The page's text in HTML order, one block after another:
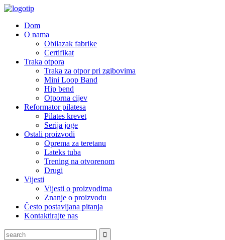
Dom
O nama
Obilazak fabrike
Certifikat
Traka otpora
Traka za otpor pri zgibovima
Mini Loop Band
Hip bend
Otporna cijev
Reformator pilatesa
Pilates krevet
Serija joge
Ostali proizvodi
Oprema za teretanu
Lateks tuba
Trening na otvorenom
Drugi
Vijesti
Vijesti o proizvodima
Znanje o proizvodu
Često postavljana pitanja
Kontaktirajte nas